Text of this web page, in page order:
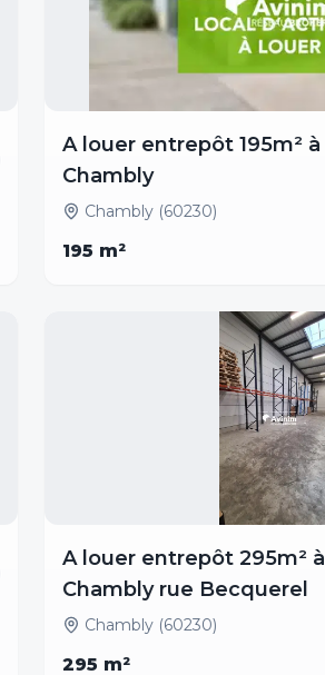
A louer entrepôt 195m² à
Chambly
Chambly (60230)
195 m²
A louer entrepôt 295m² à
Chambly rue Becquerel
Chambly (60230)
295 m²